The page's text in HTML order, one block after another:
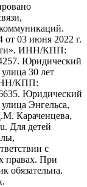
03 июня 2022 г.
ИНН/КПП:
Юридический
30 лет
КПП:
Юридический
Энгельса,
Караченцева,
Для детей
с
правах. При
обязательна.